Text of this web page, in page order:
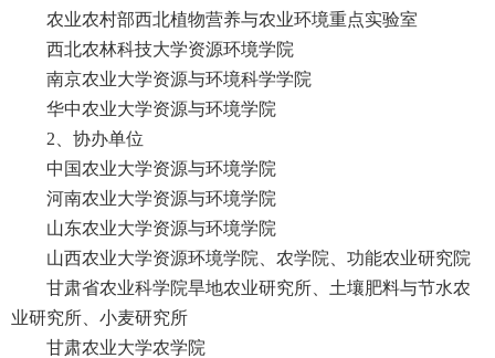
农业农村部西北植物营养与农业环境重点实验室
西北农林科技大学资源环境学院
南京农业大学资源与环境科学学院
华中农业大学资源与环境学院
2、协办单位
中国农业大学资源与环境学院
河南农业大学资源与环境学院
山东农业大学资源与环境学院
山西农业大学资源环境学院、农学院、功能农业研究院
甘肃省农业科学院旱地农业研究所、土壤肥料与节水农
业研究所、小麦研究所
甘肃农业大学农学院